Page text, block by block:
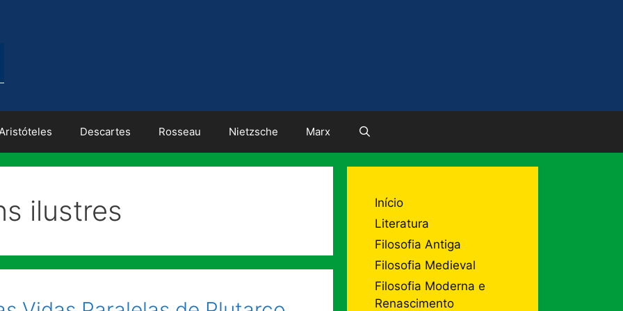
Descartes Rosseau Nietzsche Marx
ilustres
Início
Literatura
Filosofia Antiga
Filosofia Medieval
Filosofia Moderna e
Renascimento